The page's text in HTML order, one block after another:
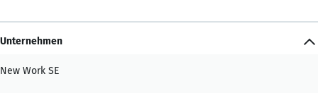
Unternehmen
New Work SE